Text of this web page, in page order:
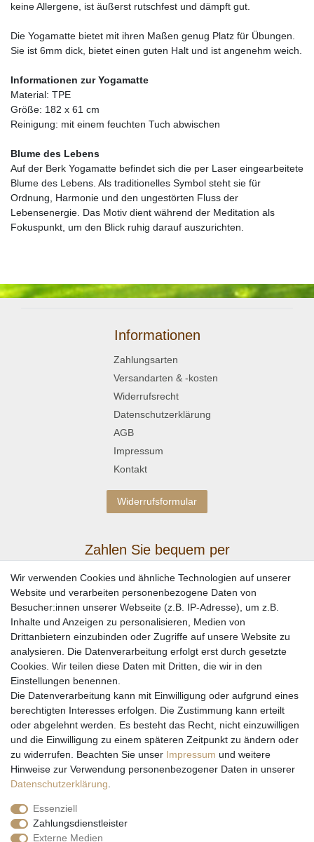
keine Allergene, ist äußerst rutschfest und dämpft gut.
Die Yogamatte bietet mit ihren Maßen genug Platz für Übungen.
Sie ist 6mm dick, bietet einen guten Halt und ist angenehm weich.
Informationen zur Yogamatte
Material: TPE
Größe: 182 x 61 cm
Reinigung: mit einem feuchten Tuch abwischen
Blume des Lebens
Auf der Berk Yogamatte befindet sich die per Laser eingearbeitete
Blume des Lebens. Als traditionelles Symbol steht sie für
Ordnung, Harmonie und den ungestörten Fluss der
Lebensenergie. Das Motiv dient während der Meditation als
Fokuspunkt, um den Blick ruhig darauf auszurichten.
Informationen
Zahlungsarten
Versandarten & -kosten
Widerrufsrecht
Datenschutzerklärung
AGB
Impressum
Kontakt
Widerrufsformular
Zahlen Sie bequem per
Wir versenden mit
Wir verwenden Cookies und ähnliche Technologien auf unserer
Website und verarbeiten personenbezogene Daten von
Besucher:innen unserer Webseite (z.B. IP-Adresse), um z.B.
Inhalte und Anzeigen zu personalisieren, Medien von
Drittanbietern einzubinden oder Zugriffe auf unsere Website zu
analysieren. Die Datenverarbeitung erfolgt erst durch gesetzte
Cookies. Wir teilen diese Daten mit Dritten, die wir in den
Einstellungen benennen.
Die Datenverarbeitung kann mit Einwilligung oder aufgrund eines
berechtigten Interesses erfolgen. Die Zustimmung kann erteilt
oder abgelehnt werden. Es besteht das Recht, nicht einzuwilligen
und die Einwilligung zu einem späteren Zeitpunkt zu ändern oder
zu widerrufen. Beachten Sie unser Impressum und weitere
Hinweise zur Verwendung personenbezogener Daten in unserer
Daten­schutz­erklärung
Essenziell
Zahlungsdienstleister
Externe Medien